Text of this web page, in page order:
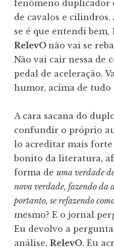
fenômeno duplicador
de cavalos e
se é que entendi bem,
RelevO não vai se
Não vai cair nessa de
pedal de aceleração.
humor, acima de tudo
A cara sacana do
confundir o próprio
lo acreditar mais forte
bonito da literatura,
forma de uma verdade
nova verdade, fazendo da
portanto, se refazendo
mesmo? E o jornal
Eu devolvo a
análise, RelevO. Eu